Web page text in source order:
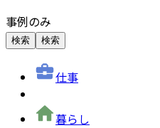
事例のみ
検索 検索
仕事
暮らし